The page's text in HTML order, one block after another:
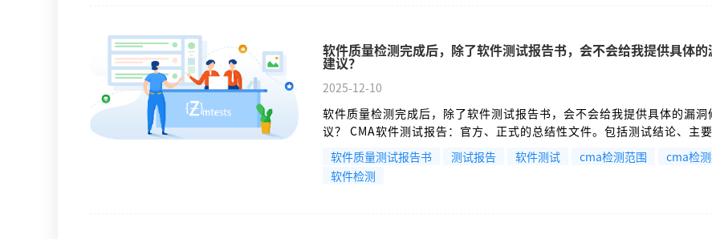
软件质量检测完成后，除了软件测试报告书，会不会给我提供具体的
建议？
2025-12-10
软件质量检测完成后，除了软件测试报告书，会不会给我提供具体的漏洞
议？ CMA软件测试报告：官方、正式的总结性文件。包括测试结论、主
（功能性、性能效率、信息安全性等）的符合性陈述、发现的主要缺陷概
为项目验收的法定凭证，提交给专家组、建设单位及审计部门，证明软件
同要求的质量基线。
软件质量测试报告书 测试报告 软件测试 cma检测范围
cma检
软件检测